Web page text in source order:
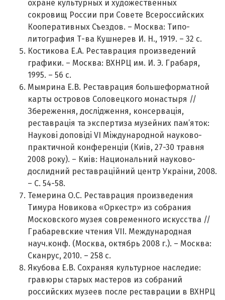
охране культурных и художественных
сокровищ России при Совете Всероссийских
Кооперативных Съездов. – Москва: Типо-
литография Т-ва Кушнерев И. Н., 1919. – 32 с.
Костикова Е.А. Реставрация произведений
графики. – Москва: ВХНРЦ им. И. Э. Грабаря,
1995. – 56 с.
Мымрина Е.В. Реставрация большеформатной
карты островов Соловецкого монастыря //
Збереження, дослiдження, консервацiя,
реставрацiя та экспертиза музейних пам’яток:
Науковi доповiдi VI Мiждународной науково-
практичной конференцiи (Киiв, 27-30 травня
2008 року). – Киiв: Национальний науково-
дослидний реставрацiйний центр Украiни, 2008.
– С. 54-58.
Темерина О.С. Реставрация произведения
Тимура Новикова «Оркестр» из собрания
Московского музея современного искусства //
Грабаревские чтения VII. Международная
науч.конф. (Москва, октябрь 2008 г.). – Москва:
Сканрус, 2010. – 258 с.
Якубова Е.В. Сохраняя культурное наследие:
гравюры старых мастеров из собраний
российских музеев после реставрации в ВХНРЦ